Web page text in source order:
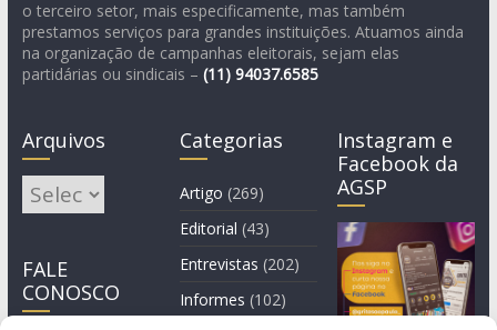
o terceiro setor, mais especificamente, mas também
prestamos serviços para grandes instituições. Atuamos ainda
na organização de campanhas eleitorais, sejam elas
partidárias ou sindicais – (11) 94037.6585
Arquivos
Arquivos
FALE
CONOSCO
Categorias
Artigo (269)
Editorial (43)
Entrevistas (202)
Informes (102)
Instagram e
Facebook da
AGSP